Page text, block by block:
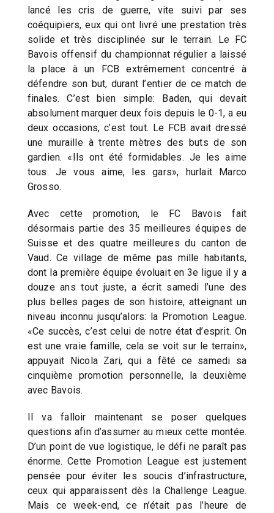
lancé les cris de guerre, vite suivi par ses
coéquipiers, eux qui ont livré une prestation très
solide et très disciplinée sur le terrain. Le FC
Bavois offensif du championnat régulier a laissé
la place à un FCB extrêmement concentré à
défendre son but, durant l’entier de ce match de
finales. C’est bien simple: Baden, qui devait
absolument marquer deux fois depuis le 0-1, a eu
deux occasions, c’est tout. Le FCB avait dressé
une muraille à trente mètres des buts de son
gardien. «Ils ont été formidables. Je les aime
tous. Je vous aime, les gars», hurlait Marco
Grosso.
Avec cette promotion, le FC Bavois fait
désormais partie des 35 meilleures équipes de
Suisse et des quatre meilleures du canton de
Vaud. Ce village de même pas mille habitants,
dont la première équipe évoluait en 3e ligue il y a
douze ans tout juste, a écrit samedi l’une des
plus belles pages de son histoire, atteignant un
niveau inconnu jusqu’alors: la Promotion League.
«Ce succès, c’est celui de notre état d’esprit. On
est une vraie famille, cela se voit sur le terrain»,
appuyait Nicola Zari, qui a fêté ce samedi sa
cinquième promotion personnelle, la deuxième
avec Bavois.
Il va falloir maintenant se poser quelques
questions afin d’assumer au mieux cette montée.
D’un point de vue logistique, le défi ne paraît pas
énorme. Cette Promotion League est justement
pensée pour éviter les soucis d’infrastructure,
ceux qui apparaissent dès la Challenge League.
Mais ce week-end, ce n’était pas l’heure de